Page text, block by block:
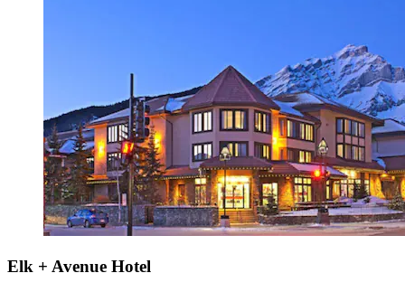
Elk + Avenue Hotel